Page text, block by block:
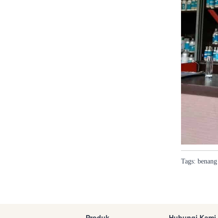
Tags:benang